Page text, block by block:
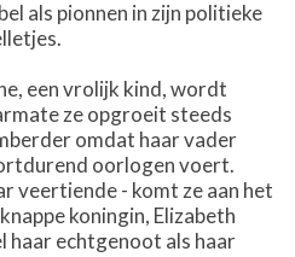
als pionnen in zijn politieke
een vrolijk kind, wordt
ze opgroeit steeds
omdat haar vader
oorlogen voert.
veertiende - komt ze aan het
koningin, Elizabeth
haar echtgenoot als haar